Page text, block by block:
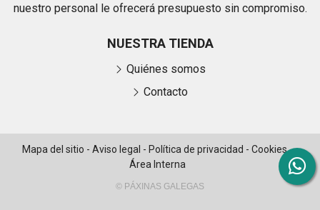
nuestro personal le ofrecerá presupuesto sin compromiso.
NUESTRA TIENDA
Quiénes somos
Contacto
Mapa del sitio - Aviso legal - Política de privacidad - Cookies-
Área Interna
© PÁXINAS GALEGAS